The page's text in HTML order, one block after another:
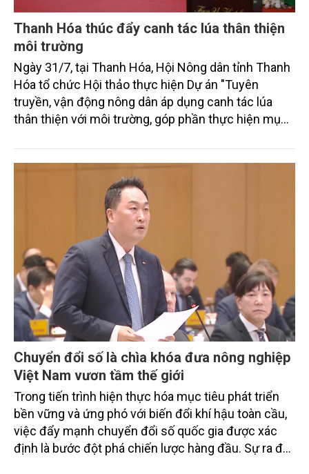
Thanh Hóa thúc đẩy canh tác lúa thân thiện
môi trường
Ngày 31/7, tại Thanh Hóa, Hội Nông dân tỉnh Thanh
Hóa tổ chức Hội thảo thực hiện Dự án "Tuyên
truyền, vận động nông dân áp dụng canh tác lúa
thân thiện với môi trường, góp phần thực hiện mục
trình thu hút sự tham gia của đông đảo đại biểu đến
từ các cơ quan quản lý nhà nước, đơn vị nghiên cứu,
doanh nghiệp, hợp tác xã và nông dân đang trực
tiếp triển khai mô hình sản xuất lúa phát thải thấp.
Chuyển đổi số là chìa khóa đưa nông nghiệp
Việt Nam vươn tầm thế giới
Trong tiến trình hiện thực hóa mục tiêu phát triển
bền vững và ứng phó với biến đổi khí hậu toàn cầu,
việc đẩy mạnh chuyển đổi số quốc gia được xác
định là bước đột phá chiến lược hàng đầu. Sự ra đời